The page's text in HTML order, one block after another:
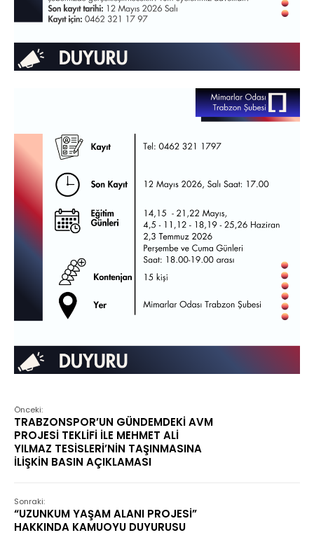
Önceki:
TRABZONSPOR’UN GÜNDEMDEKİ AVM
PROJESİ TEKLİFİ İLE MEHMET ALİ
YILMAZ TESİSLERİ’NİN TAŞINMASINA
İLİŞKİN BASIN AÇIKLAMASI
Sonraki:
“UZUNKUM YAŞAM ALANI PROJESİ”
HAKKINDA KAMUOYU DUYURUSU